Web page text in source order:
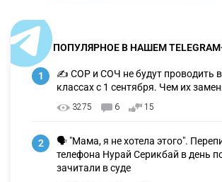
ПОПУЛЯРНОЕ В НАШЕМ
1
✍️ СОР и СОЧ не будут проводить
классах с 1 сентября. Чем их
3275 6 15
2
🗣 "Мама, я не хотела этого".
телефона Нурай Серикбай в день
зачитали в суде